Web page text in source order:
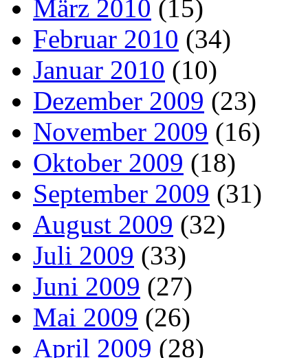
März 2010 (15)
Februar 2010 (34)
Januar 2010 (10)
Dezember 2009 (23)
November 2009 (16)
Oktober 2009 (18)
September 2009 (31)
August 2009 (32)
Juli 2009 (33)
Juni 2009 (27)
Mai 2009 (26)
April 2009 (28)